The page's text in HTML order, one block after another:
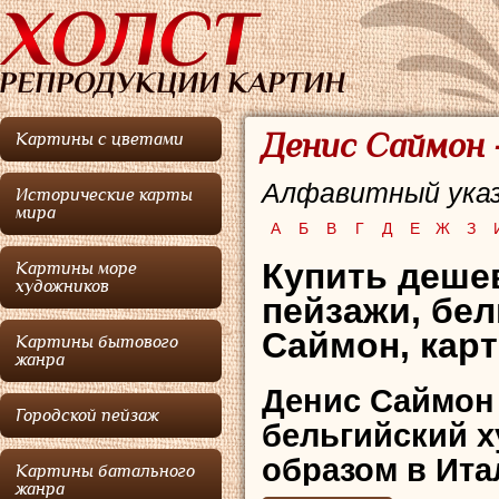
Картины с цветами
Исторические карты
мира
Картины море
художников
Картины бытового
жанра
Городской пейзаж
Картины батального
жанра
Денис Саймон
Алфавитный
А Б В Г Д Е Ж З
Купить
пейзажи,
Саймон,
Денис Саймон
бельгийский
образом в